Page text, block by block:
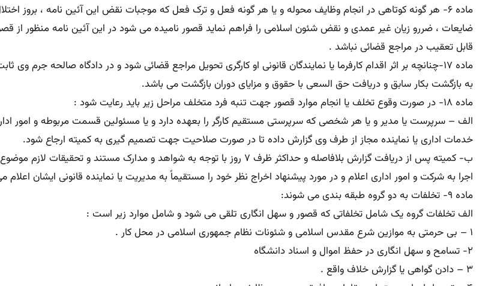
ماده ۶- هر گونه کوتاهی در انجام وظایف محوله و یا هر گونه فعل و ترک فعل که موجبات نقض این آئین نامه ، بروز
ضایعات ، ضررو زیان غیر عمدی و نقض شئون اسلامی را فراهم نماید قصور نامیده می شود در این آئین نامه منظور از
قابل تعقیب در مراجع قضائی نباشد .
به بازگشت بکار سابق و دریافت حق السعی با حقوق و مزایای دوران بازگشت می باشد.
ماده ۱۸- در صورت وقوع تخلف یا انجام موارد قصور جهت تنبه فرد متخلف مراحل زیر باید رعایت شود :
الف – سرپرست یا مدیر و یا هر شخصی که سرپرستی مستقیم کارگر را بعهده دارد و یا مسئولین قسمت مربوطه و
خدمات اداری یا نماینده مجاز از طرف وی گزارش داده تا در صورت صلاحیت جهت تصمیم گیری به کمیته ارجاع شود.
ب- کمیته پس از دریافت گزارش بلافاصله و حداکثر ظرف ۷ روز با توجه به شواهد و
اجرا به شرکت و امور اداری اعلام و در مورد پیشنهاد اخراج نظر خود را مستقیماً به مدیریت یا نماینده قانونی ایشان اعلام
ماده ۹- تخلفات به دو گروه طبقه بندی می شوند:
الف تخلفات گروه یک شامل تخلفاتی که قصور و سهل انگاری تلقی می شود و شامل موارد زیر است :
۱ – بی حرمتی به موازین شرع مقدس اسلامی و شئونات نظام جمهوری اسلامی در محل کار .
۲- تسامح و سهل انگاری در حفظ اموال و اسناد دانشگاه
۳ – دادن گواهی یا گزارش خلاف واقع .